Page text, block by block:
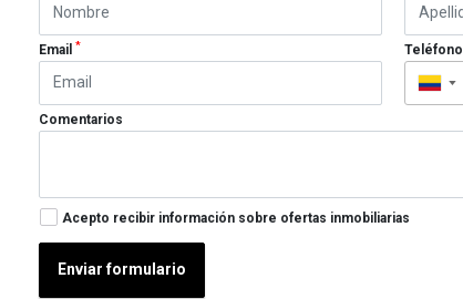
Email* Teléfono
▼
Comentarios
Acepto recibir información sobre ofertas inmobiliarias
Enviar formulario